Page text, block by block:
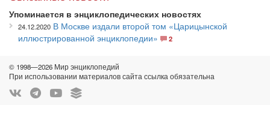
Упоминается в энциклопедических новостях
24.12.2020 В Москве издали второй том «Царицынской
иллюстрированной энциклопедии»
2
© 1998—2026 Мир энциклопедий
При использовании материалов сайта ссылка обязательна